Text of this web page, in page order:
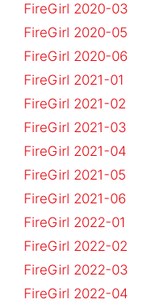
FireGirl 2020-03
FireGirl 2020-05
FireGirl 2020-06
FireGirl 2021-01
FireGirl 2021-02
FireGirl 2021-03
FireGirl 2021-04
FireGirl 2021-05
FireGirl 2021-06
FireGirl 2022-01
FireGirl 2022-02
FireGirl 2022-03
FireGirl 2022-04